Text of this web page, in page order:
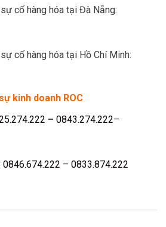
cố hàng hóa tại Đà Nẵng:
cố hàng hóa tại Hồ Chí Minh:
kinh doanh ROC
– 0843.274.222–
0846.674.222 – 0833.874.222